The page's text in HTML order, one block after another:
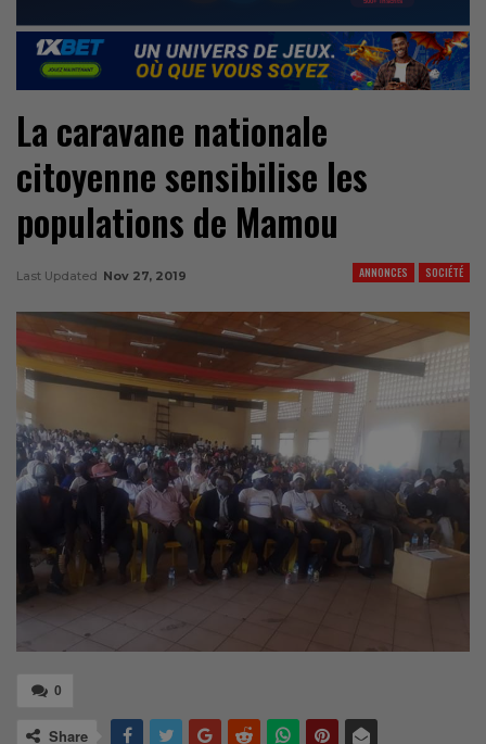
La caravane nationale
citoyenne sensibilise les
populations de Mamou
ANNONCES SOCIÉTÉ
Last Updated Nov 27, 2019
0
Share